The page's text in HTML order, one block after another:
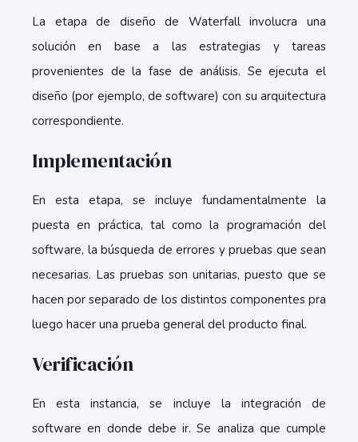
La etapa de diseño de Waterfall involucra una
solución en base a las estrategias y tareas
provenientes de la fase de análisis. Se ejecuta el
diseño (por ejemplo, de software) con su arquitectura
correspondiente.
Implementación
En esta etapa, se incluye fundamentalmente la
puesta en práctica, tal como la programación del
software, la búsqueda de errores y pruebas que sean
necesarias. Las pruebas son unitarias, puesto que se
hacen por separado de los distintos componentes pra
luego hacer una prueba general del producto final.
Verificación
En esta instancia, se incluye la integración de
software en donde debe ir. Se analiza que cumple